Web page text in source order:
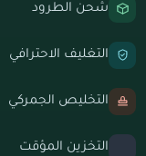
شحن الطرود
التغليف الاحترافي
التخليص الجمركي
التخزين المؤقت